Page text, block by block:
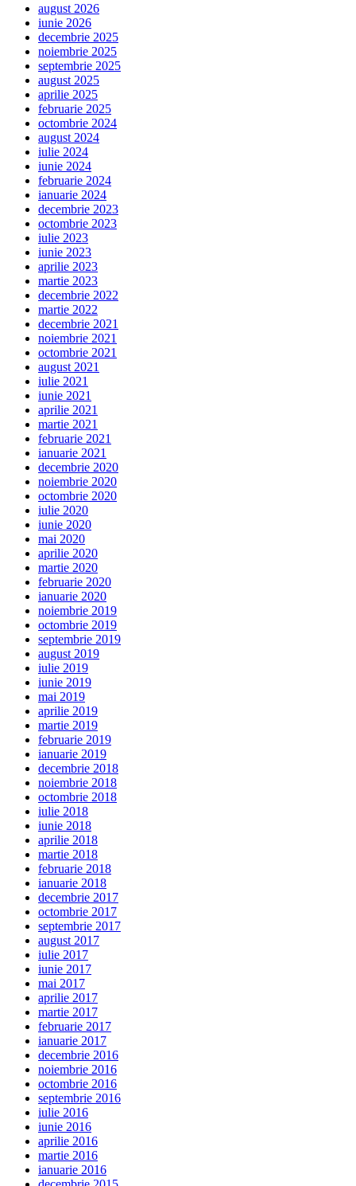
august 2026
iunie 2026
decembrie 2025
noiembrie 2025
septembrie 2025
august 2025
aprilie 2025
februarie 2025
octombrie 2024
august 2024
iulie 2024
iunie 2024
februarie 2024
ianuarie 2024
decembrie 2023
octombrie 2023
iulie 2023
iunie 2023
aprilie 2023
martie 2023
decembrie 2022
martie 2022
decembrie 2021
noiembrie 2021
octombrie 2021
august 2021
iulie 2021
iunie 2021
aprilie 2021
martie 2021
februarie 2021
ianuarie 2021
decembrie 2020
noiembrie 2020
octombrie 2020
iulie 2020
iunie 2020
mai 2020
aprilie 2020
martie 2020
februarie 2020
ianuarie 2020
noiembrie 2019
octombrie 2019
septembrie 2019
august 2019
iulie 2019
iunie 2019
mai 2019
aprilie 2019
martie 2019
februarie 2019
ianuarie 2019
decembrie 2018
noiembrie 2018
octombrie 2018
iulie 2018
iunie 2018
aprilie 2018
martie 2018
februarie 2018
ianuarie 2018
decembrie 2017
octombrie 2017
septembrie 2017
august 2017
iulie 2017
iunie 2017
mai 2017
aprilie 2017
martie 2017
februarie 2017
ianuarie 2017
decembrie 2016
noiembrie 2016
octombrie 2016
septembrie 2016
iulie 2016
iunie 2016
aprilie 2016
martie 2016
ianuarie 2016